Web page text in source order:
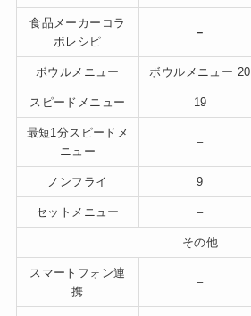
食品メーカーコラ
ボレシピ
–
ボウルメニュー ボウルメニュー 20
スピードメニュー 19
最短1分スピードメ
ニュー
–
ノンフライ 9
セットメニュー –
その他
スマートフォン連
携
–